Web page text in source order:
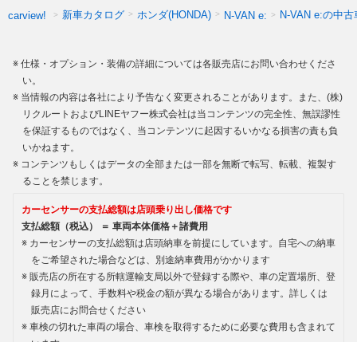
carview! 新車カタログ ホンダ(HONDA) N-VAN e: N-VAN e:の中古
仕様・オプション・装備の詳細については各販売店にお問い合わせくださ
い。
当情報の内容は各社により予告なく変更されることがあります。また、(株)
リクルートおよびLINEヤフー株式会社は当コンテンツの完全性、無誤謬性
を保証するものではなく、当コンテンツに起因するいかなる損害の責も負
いかねます。
コンテンツもしくはデータの全部または一部を無断で転写、転載、複製す
ることを禁じます。
カーセンサーの支払総額は店頭乗り出し価格です
支払総額（税込） ＝ 車両本体価格＋諸費用
カーセンサーの支払総額は店頭納車を前提にしています。自宅への納車
をご希望された場合などは、別途納車費用がかかります
販売店の所在する所轄運輸支局以外で登録する際や、車の定置場所、登
録月によって、手数料や税金の額が異なる場合があります。詳しくは
販売店にお問合せください
車検の切れた車両の場合、車検を取得するために必要な費用も含まれて